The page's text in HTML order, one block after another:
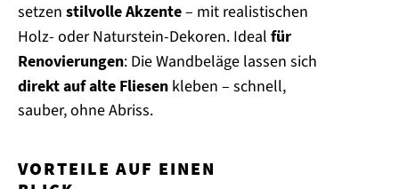
setzen stilvolle Akzente– mit realistischen
Holz- oder Naturstein-Dekoren. Ideal für
Renovierungen: Die Wandbeläge lassen sich
direkt auf alte Fliesen kleben – schnell,
sauber, ohne Abriss.
VORTEILE AUF EINEN